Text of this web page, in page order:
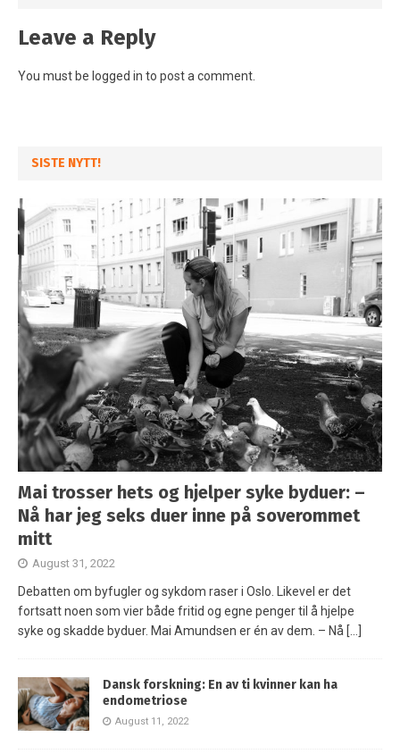
Leave a Reply
You must be logged in to post a comment.
SISTE NYTT!
Mai trosser hets og hjelper syke byduer: –
Nå har jeg seks duer inne på soverommet
mitt
August 31, 2022
Debatten om byfugler og sykdom raser i Oslo. Likevel er det
fortsatt noen som vier både fritid og egne penger til å hjelpe
syke og skadde byduer. Mai Amundsen er én av dem. – Nå […]
Dansk forskning: En av ti kvinner kan ha
endometriose
August 11, 2022